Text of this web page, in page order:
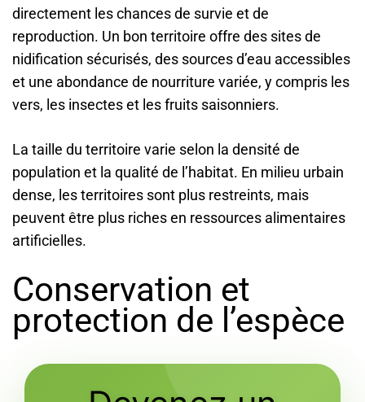
directement les chances de survie et de
reproduction. Un bon territoire offre des sites de
nidification sécurisés, des sources d’eau accessibles
et une abondance de nourriture variée, y compris les
vers, les insectes et les fruits saisonniers.
La taille du territoire varie selon la densité de
population et la qualité de l’habitat. En milieu urbain
dense, les territoires sont plus restreints, mais
peuvent être plus riches en ressources alimentaires
artificielles.
Conservation et
protection de l’espèce